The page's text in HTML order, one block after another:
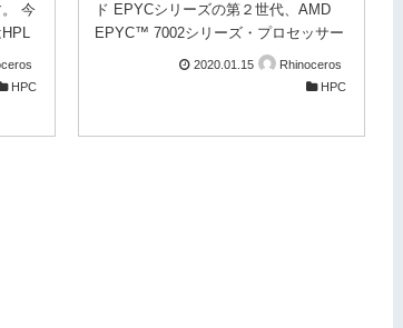
の
る
算
近距
では困ります。HPCではGPUをはじ
め、Infinibandだったり、特殊機材のハ
ードウエアや他のマシンのメモリすら
直接叩いてパフォーマンスを最大化し
今
ベ
HPC
ド EPYCシリーズの第２世代、AMD
EPYC™ 7002シリーズ・プロセッサー
が販売されました。 このシリーズは
x86-64互換（Intel社製Xeon互換）で、
2020.01.15
Rhinoceros
HPC